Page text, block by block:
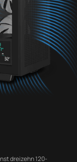
dreizehn 120-